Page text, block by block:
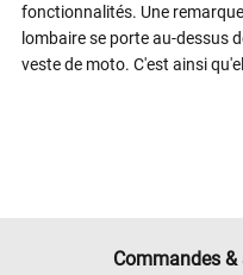
fonctionnalités. Une
lombaire se porte au-dessus
veste de moto. C'est ainsi
Commandes